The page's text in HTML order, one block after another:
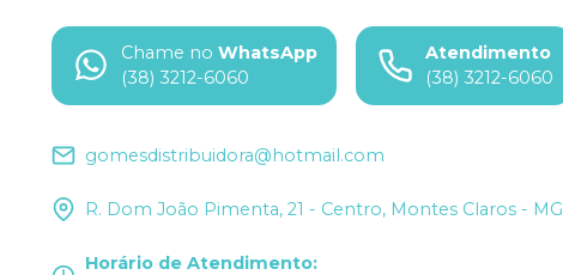
Chame no WhatsApp
(38) 3212-6060
Atendimento
(38) 3212-6060
gomesdistribuidora@hotmail.com
R. Dom João Pimenta, 21 - Centro, Montes Claros - MG
Horário de Atendimento: